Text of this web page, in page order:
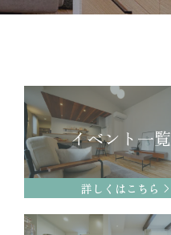
イベント一覧
詳しくはこちら